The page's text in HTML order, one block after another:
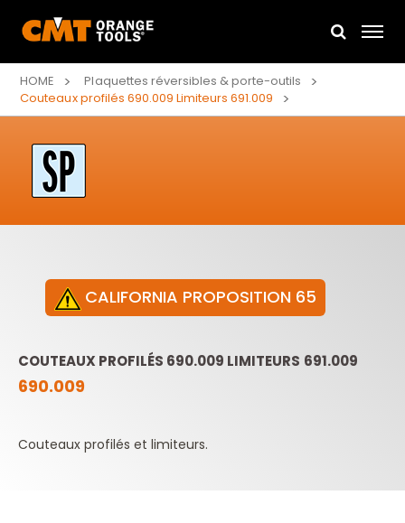
HOME
Plaquettes réversibles & porte-outils
Couteaux profilés 690.009 Limiteurs 691.009
CALIFORNIA PROPOSITION 65
COUTEAUX PROFILÉS 690.009 LIMITEURS 691.009
690.009
Couteaux profilés et limiteurs.